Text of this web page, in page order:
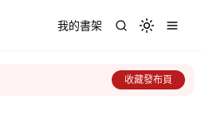
我的書架 Toggle
收藏發布頁